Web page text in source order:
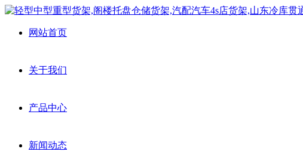
网站首页
关于我们
产品中心
新闻动态